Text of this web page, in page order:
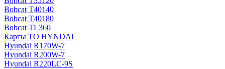
Bobcat Т40140
Bobcat Т40180
Bobcat ТL360
Карты ТО HYNDAI
Hyundai R170W-7
Hyundai R200W-7
Hyundai R220LC-9S